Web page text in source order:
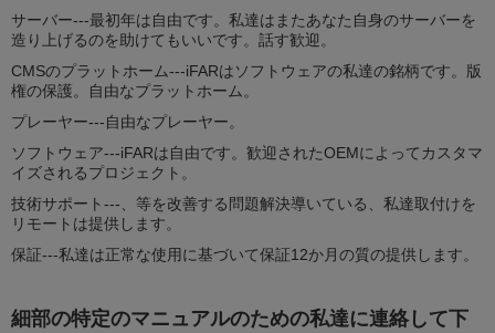
サーバー---最初年は自由です。私達はまたあなた自身のサーバーを
造り上げるのを助けてもいいです。話す歓迎。
CMSのプラットホーム---iFARはソフトウェアの私達の銘柄です。版
権の保護。自由なプラットホーム。
プレーヤー---自由なプレーヤー。
ソフトウェア---iFARは自由です。歓迎されたOEMによってカスタマ
イズされるプロジェクト。
技術サポート---、等を改善する問題解決導いている、私達取付けを
リモートは提供します。
保証---私達は正常な使用に基づいて保証12か月の質の提供します。
細部の特定のマニュアルのための私達に連絡して下